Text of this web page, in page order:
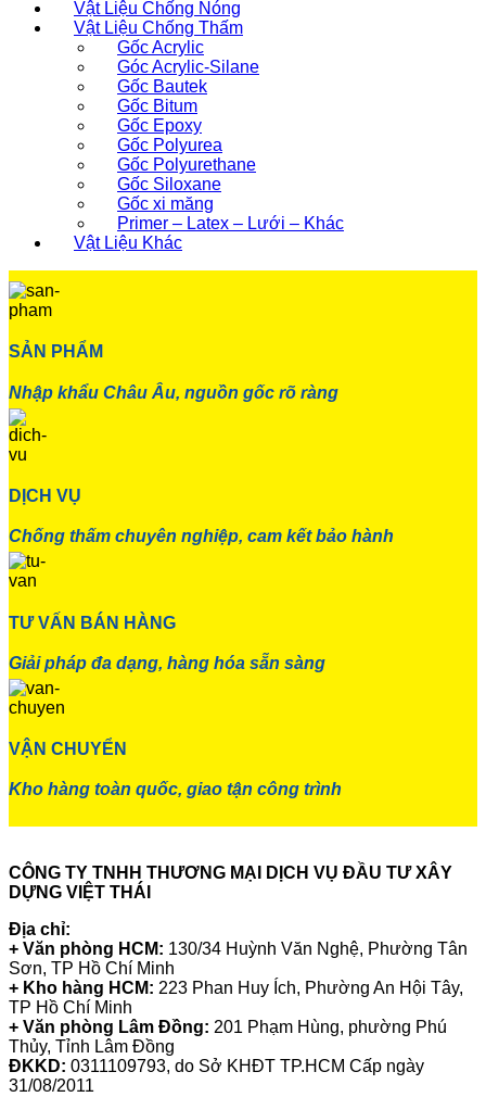
Vật Liệu Chống Nóng
Vật Liệu Chống Thấm
Gốc Acrylic
Góc Acrylic-Silane
Gốc Bautek
Gốc Bitum
Gốc Epoxy
Gốc Polyurea
Gốc Polyurethane
Gốc Siloxane
Gốc xi măng
Primer – Latex – Lưới – Khác
Vật Liệu Khác
SẢN PHẨM
Nhập khẩu Châu Âu, nguồn gốc rõ ràng
DỊCH VỤ
Chống thấm chuyên nghiệp, cam kết bảo hành
TƯ VẤN BÁN HÀNG
Giải pháp đa dạng, hàng hóa sẵn sàng
VẬN CHUYỂN
Kho hàng toàn quốc, giao tận công trình
CÔNG TY TNHH THƯƠNG MẠI DỊCH VỤ ĐẦU TƯ XÂY
DỰNG VIỆT THÁI
Địa chỉ:
+ Văn phòng HCM: 130/34 Huỳnh Văn Nghệ, Phường Tân
Sơn, TP Hồ Chí Minh
+ Kho hàng HCM: 223 Phan Huy Ích, Phường An Hội Tây,
TP Hồ Chí Minh
+ Văn phòng Lâm Đồng: 201 Phạm Hùng, phường Phú
Thủy, Tỉnh Lâm Đồng
ĐKKD: 0311109793, do Sở KHĐT TP.HCM Cấp ngày
31/08/2011